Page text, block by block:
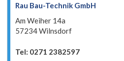
Rau Bau-Technik GmbH
Am Weiher 14a
57234 Wilnsdorf
Tel: 0271 2382597